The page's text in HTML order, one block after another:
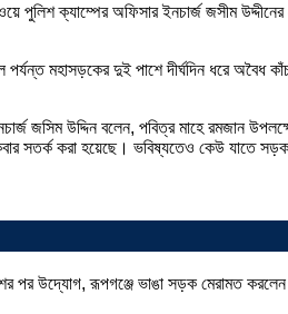
পুলিশ ক্যাম্পের অফিসার ইনচার্জ জসীম
মহাসড়কের দুই পাশে দীর্ঘদিন ধরে অবৈধ
জসিম উদ্দিন বলেন, পবিত্র মাহে রমজান
সতর্ক করা হয়েছে। ভবিষ্যতেও কেউ যাতে